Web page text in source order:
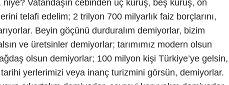
niye? Vatandaşın cebinden üç kuruş, beş kuruş, on
telafi edelim; 2 trilyon 700 milyarlık faiz borçlarını,
Beyin göçünü durduralım demiyorlar, bizim
ve üretsinler demiyorlar; tarımımız modern olsun
olsun demiyorlar; 100 milyon kişi Türkiye’ye gelsin,
yerlerimizi veya inanç turizmini görsün, demiyorlar.